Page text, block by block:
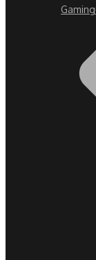
Gaming